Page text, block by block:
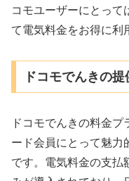
コモユーザーにとって
て電気料金をお得に利
ドコモでんきの
ドコモでんきの料金
ード会員にとって魅力
です。電気料金の支払